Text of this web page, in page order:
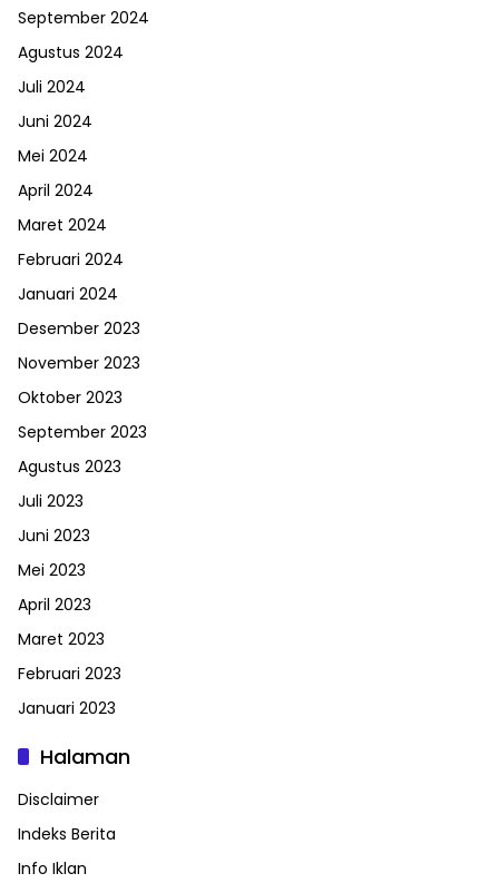
September 2024
Agustus 2024
Juli 2024
Juni 2024
Mei 2024
April 2024
Maret 2024
Februari 2024
Januari 2024
Desember 2023
November 2023
Oktober 2023
September 2023
Agustus 2023
Juli 2023
Juni 2023
Mei 2023
April 2023
Maret 2023
Februari 2023
Januari 2023
Halaman
Disclaimer
Indeks Berita
Info Iklan